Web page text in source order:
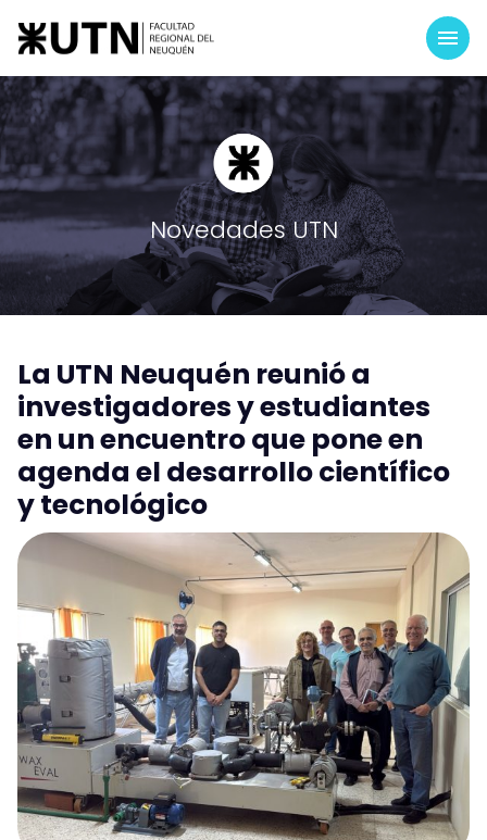
Novedades UTN
La UTN Neuquén reunió a
investigadores y estudiantes
en un encuentro que pone en
agenda el desarrollo científico
y tecnológico